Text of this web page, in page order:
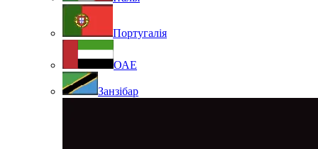
Португалія
ОАЕ
Занзібар